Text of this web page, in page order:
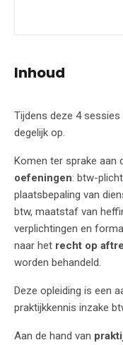
Inhoud
Tijdens deze 4
degelijk op.
Komen ter sprake aan
oefeningen: btw-
plaatsbepaling van
btw, maatstaf van
verplichtingen en
naar het recht op
worden behandeld.
Deze opleiding is een
praktijkkennis inzake
Aan de hand van